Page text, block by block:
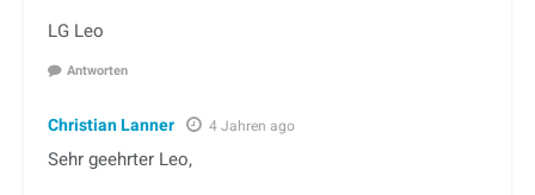
LG Leo
Antworten
Christian Lanner 4 Jahren ago
Sehr geehrter Leo,